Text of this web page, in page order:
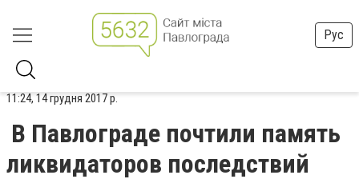
Рус
11:24, 14 грудня 2017 р.
В Павлограде почтили память
ликвидаторов последствий